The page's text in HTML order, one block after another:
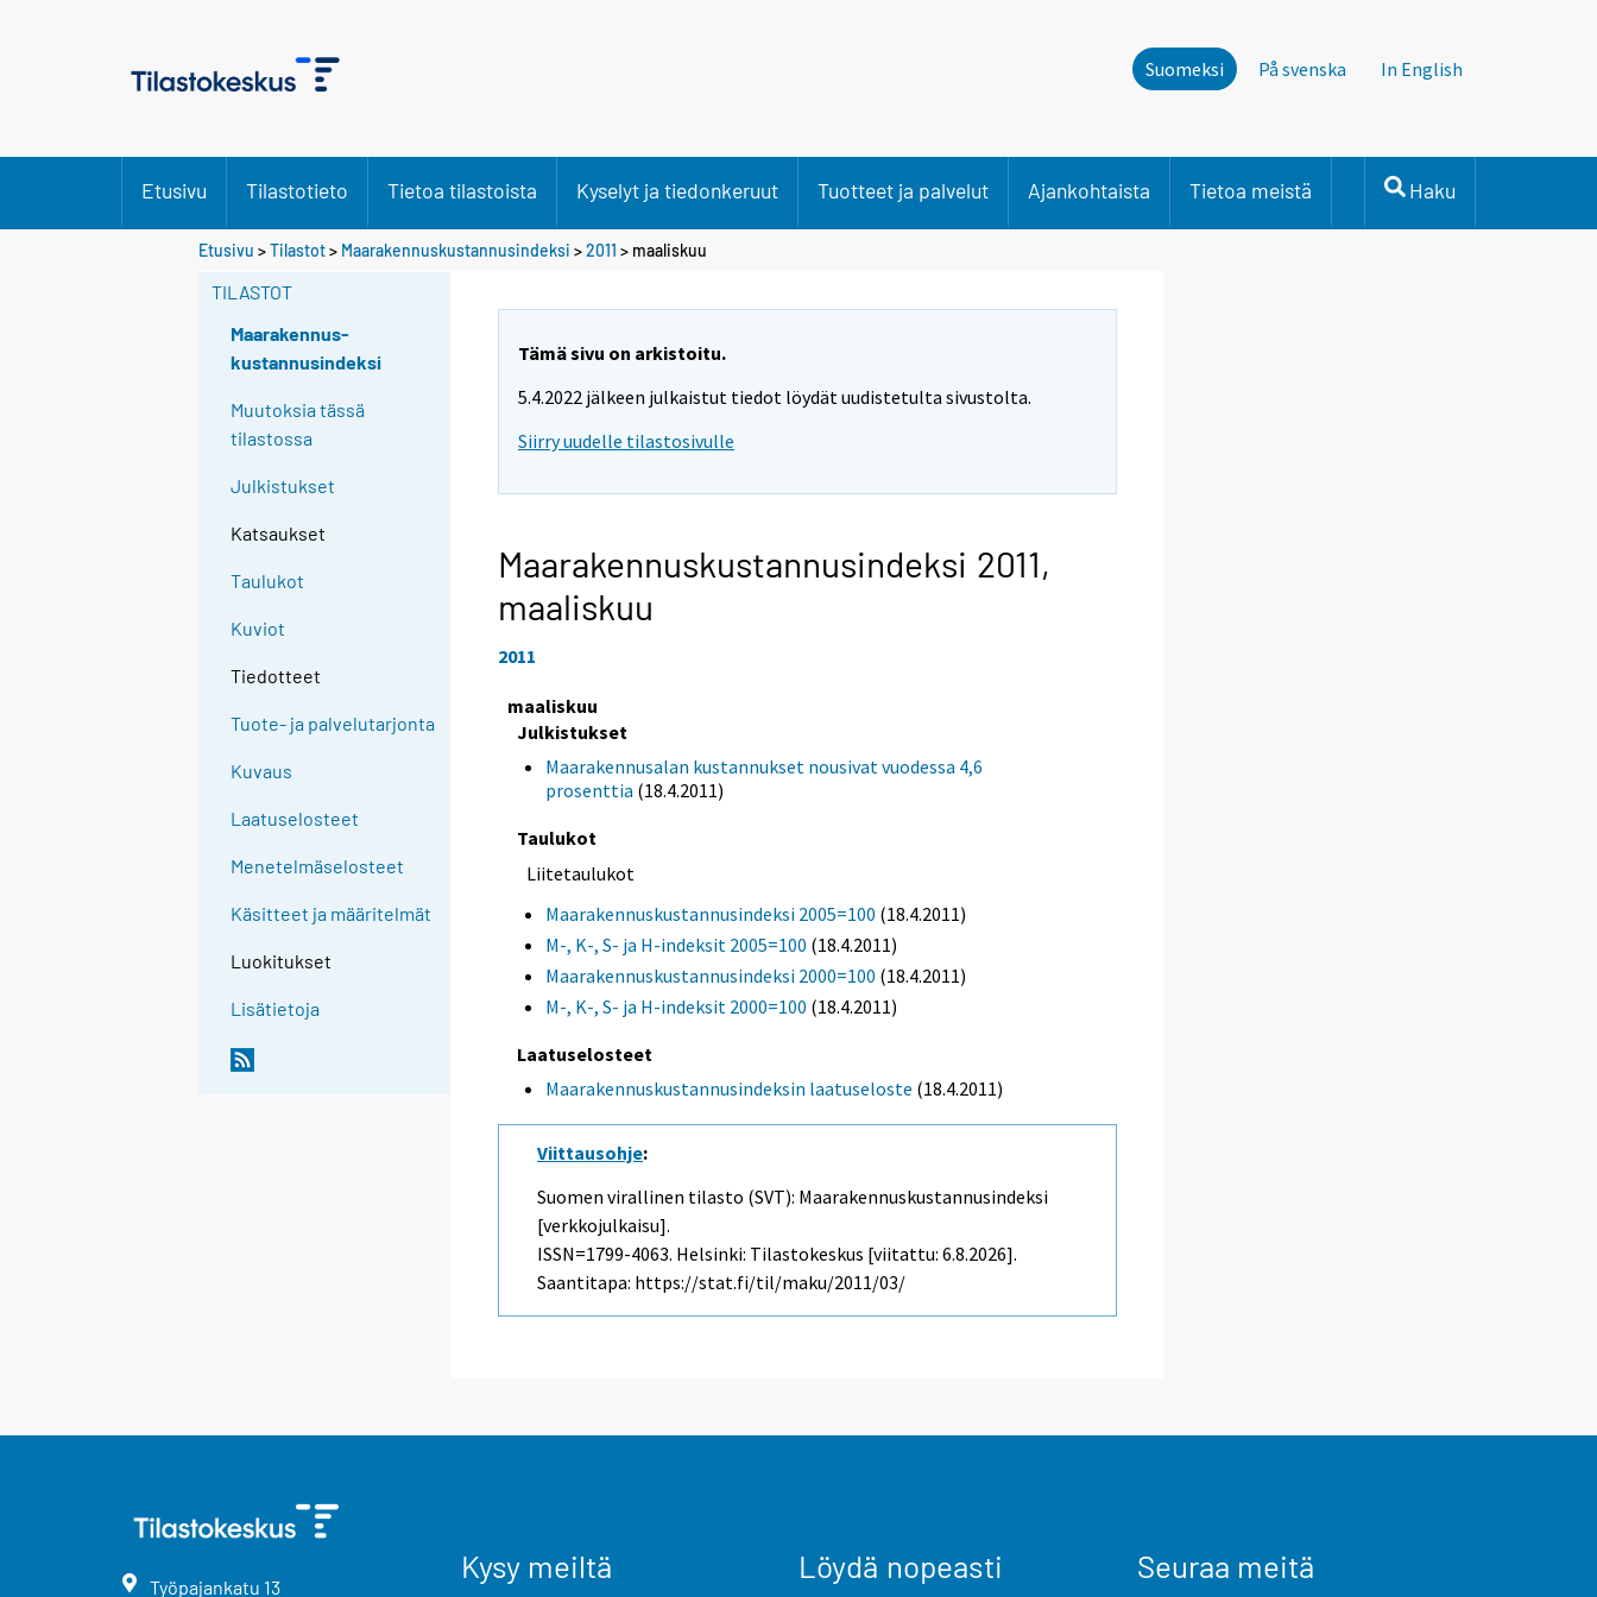
Suomeksi På svenska In English
Etusivu Tilastotieto Tietoa tilastoista Kyselyt ja tiedonkeruut Tuotteet ja palvelut Ajankohtaista Tietoa meistä Haku
Etusivu >Tilastot> Maarakennuskustannusindeksi >2011 > maaliskuu
TILASTOT
Maarakennus-
kustannusindeksi
Muutoksia tässä
tilastossa
Julkistukset
Katsaukset
Taulukot
Kuviot
Tiedotteet
Tuote- ja palvelutarjonta
Kuvaus
Laatuselosteet
Menetelmäselosteet
Käsitteet ja määritelmät
Luokitukset
Lisätietoja
Tämä sivu on arkistoitu.
5.4.2022 jälkeen julkaistut tiedot löydät uudistetulta sivustolta.
Siirry uudelle tilastosivulle
Maarakennuskustannusindeksi 2011,
maaliskuu
2011
maaliskuu
Julkistukset
Maarakennusalan kustannukset nousivat vuodessa 4,6
prosenttia (18.4.2011)
Taulukot
Liitetaulukot
Maarakennuskustannusindeksi 2005=100 (18.4.2011)
M-, K-, S- ja H-indeksit 2005=100 (18.4.2011)
Maarakennuskustannusindeksi 2000=100 (18.4.2011)
M-, K-, S- ja H-indeksit 2000=100 (18.4.2011)
Laatuselosteet
Maarakennuskustannusindeksin laatuseloste (18.4.2011)
Viittausohje:
Suomen virallinen tilasto (SVT): Maarakennuskustannusindeksi
[verkkojulkaisu].
ISSN=1799-4063. Helsinki: Tilastokeskus [viitattu: 6.8.2026].
Saantitapa: https://stat.fi/til/maku/2011/03/
Työpajankatu 13
Kysy meiltä Löydä nopeasti Seuraa meitä